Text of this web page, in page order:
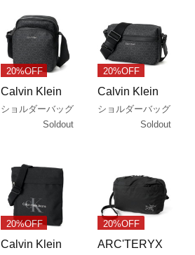
20%OFF
Calvin Klein
ショルダーバッグ
Soldout
20%OFF
Calvin Klein
ショルダーバッグ
Soldout
20%OFF
Calvin Klein
20%OFF
ARC'TERYX